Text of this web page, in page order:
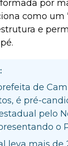
por
como um
e
de
é pré-
pelo
o